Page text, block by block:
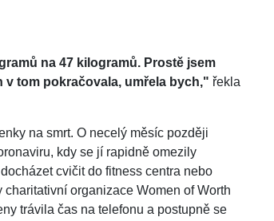
na 47 kilogramů. Prostě jsem
v tom pokračovala, umřela bych," řekla
na smrt. O necelý měsíc později
kdy se jí rapidně omezily
cvičit do fitness centra nebo
organizace Women of Worth
trávila čas na telefonu a postupně se